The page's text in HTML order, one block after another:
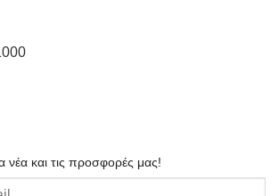
νέα και τις προσφορές μας!